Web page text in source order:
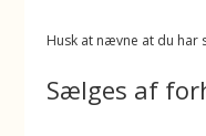
Husk at nævne at du har
Sælges af